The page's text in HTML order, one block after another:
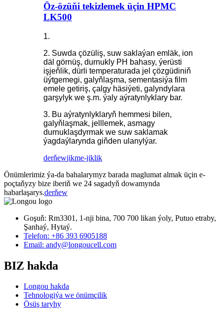
Öz-özüňi tekizlemek üçin HPMC
LK500
1.
2. Suwda çözüliş, suw saklaýan emläk, ion
däl görnüş, durnukly PH bahasy, ýerüsti
işjeňlik, dürli temperaturada jel çözgüdiniň
üýtgemegi, galyňlaşma, sementasiýa film
emele getiriş, çalgy häsiýeti, galyndylara
garşylyk we ş.m. ýaly aýratynlyklary bar.
3. Bu aýratynlyklaryň hemmesi bilen,
galyňlaşmak, jelllemek, asmagy
durnuklaşdyrmak we suw saklamak
ýagdaýlarynda giňden ulanylýar.
derňewjikme-jiklik
Önümlerimiz ýa-da bahalarymyz barada maglumat almak üçin e-
poçtaňyzy bize iberiň we 24 sagadyň dowamynda
habarlaşarys.derňew
Goşuň: Rm3301, 1-nji bina, 700 700 likan ýoly, Putuo etraby,
Şanhaý, Hytaý.
Telefon: +86 393 6905188
Email: andy@longoucell.com
BIZ hakda
Longou hakda
Tehnologiýa we önümçilik
Ösüş taryhy